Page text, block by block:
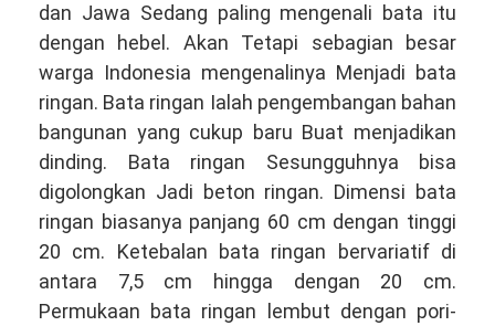
dan Jawa Sedang paling mengenali bata itu
dengan hebel. Akan Tetapi sebagian besar
warga Indonesia mengenalinya Menjadi bata
ringan. Bata ringan Ialah pengembangan bahan
bangunan yang cukup baru Buat menjadikan
dinding. Bata ringan Sesungguhnya bisa
digolongkan Jadi beton ringan. Dimensi bata
ringan biasanya panjang 60 cm dengan tinggi
20 cm. Ketebalan bata ringan bervariatif di
antara 7,5 cm hingga dengan 20 cm.
Permukaan bata ringan lembut dengan pori-